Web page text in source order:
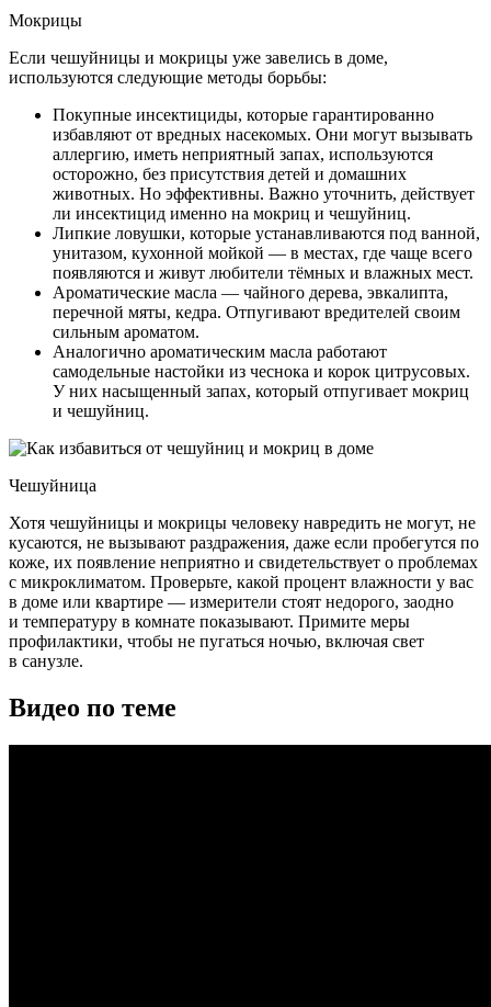
Мокрицы
Если чешуйницы и мокрицы уже завелись в доме,
используются следующие методы борьбы:
Покупные инсектициды, которые гарантированно
избавляют от вредных насекомых. Они могут вызывать
аллергию, иметь неприятный запах, используются
осторожно, без присутствия детей и домашних
животных. Но эффективны. Важно уточнить, действует
ли инсектицид именно на мокриц и чешуйниц.
Липкие ловушки, которые устанавливаются под ванной,
унитазом, кухонной мойкой — в местах, где чаще всего
появляются и живут любители тёмных и влажных мест.
Ароматические масла — чайного дерева, эвкалипта,
перечной мяты, кедра. Отпугивают вредителей своим
сильным ароматом.
Аналогично ароматическим масла работают
самодельные настойки из чеснока и корок цитрусовых.
У них насыщенный запах, который отпугивает мокриц
и чешуйниц.
Чешуйница
Хотя чешуйницы и мокрицы человеку навредить не могут, не
кусаются, не вызывают раздражения, даже если пробегутся по
коже, их появление неприятно и свидетельствует о проблемах
с микроклиматом. Проверьте, какой процент влажности у вас
в доме или квартире — измерители стоят недорого, заодно
и температуру в комнате показывают. Примите меры
профилактики, чтобы не пугаться ночью, включая свет
в санузле.
Видео по теме